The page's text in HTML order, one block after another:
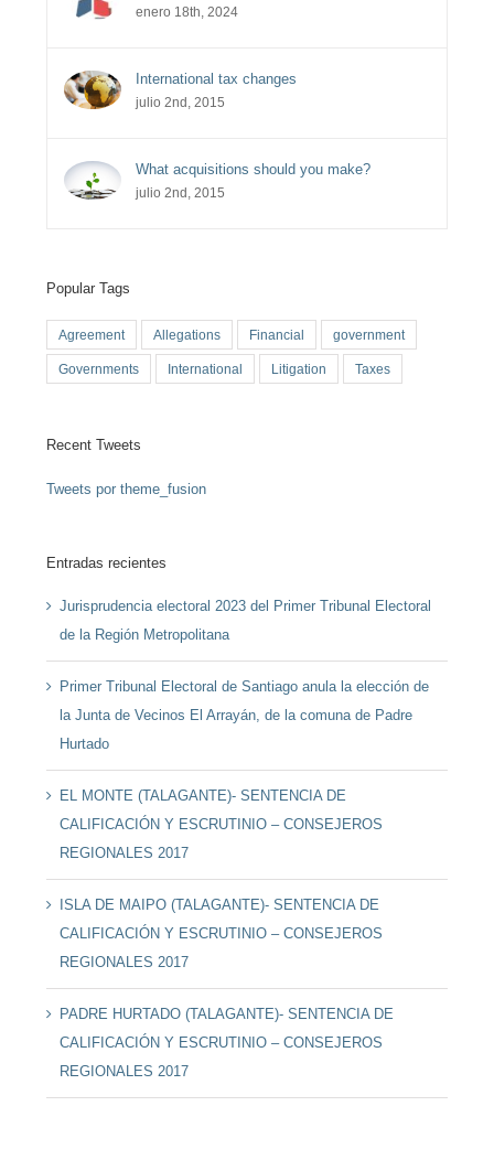
enero 18th, 2024
International tax changes
julio 2nd, 2015
What acquisitions should you make?
julio 2nd, 2015
Popular Tags
Agreement Allegations Financial government
Governments International Litigation Taxes
Recent Tweets
Tweets por theme_fusion
Entradas recientes
Jurisprudencia electoral 2023 del Primer Tribunal Electoral
de la Región Metropolitana
Primer Tribunal Electoral de Santiago anula la elección de
la Junta de Vecinos El Arrayán, de la comuna de Padre
Hurtado
EL MONTE (TALAGANTE)- SENTENCIA DE
CALIFICACIÓN Y ESCRUTINIO – CONSEJEROS
REGIONALES 2017
ISLA DE MAIPO (TALAGANTE)- SENTENCIA DE
CALIFICACIÓN Y ESCRUTINIO – CONSEJEROS
REGIONALES 2017
PADRE HURTADO (TALAGANTE)- SENTENCIA DE
CALIFICACIÓN Y ESCRUTINIO – CONSEJEROS
REGIONALES 2017